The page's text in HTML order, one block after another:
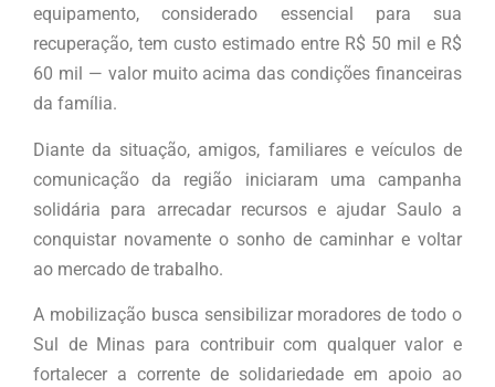
equipamento, considerado essencial para sua
recuperação, tem custo estimado entre R$ 50 mil e R$
60 mil — valor muito acima das condições financeiras
da família.
Diante da situação, amigos, familiares e veículos de
comunicação da região iniciaram uma campanha
solidária para arrecadar recursos e ajudar Saulo a
conquistar novamente o sonho de caminhar e voltar
ao mercado de trabalho.
A mobilização busca sensibilizar moradores de todo o
Sul de Minas para contribuir com qualquer valor e
fortalecer a corrente de solidariedade em apoio ao